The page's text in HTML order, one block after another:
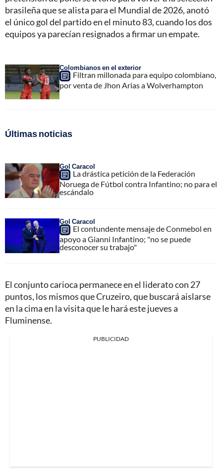
brasileña que se alista para el Mundial de 2026, anotó
el único gol del partido en el minuto 83, cuando los dos
equipos ya parecían resignados a firmar un empate.
Colombianos en el exterior
Filtran millonada para equipo colombiano,
por venta de Jhon Arias a Wolverhampton
Últimas noticias
Gol Caracol
La drástica petición de la Federación
Noruega de Fútbol contra Infantino; no para el
escándalo
Gol Caracol
El contundente mensaje de Conmebol en
apoyo a Gianni Infantino; "no se puede
desconocer su trabajo"
El conjunto carioca permanece en el liderato con 27
puntos, los mismos que Cruzeiro, que buscará aislarse
en la cima en la visita que le hará este jueves a
Fluminense.
PUBLICIDAD